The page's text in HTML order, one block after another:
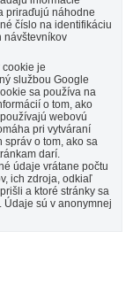
priraďujú náhodne
číslo na identifikáciu
návštevníkov
cookie je
službou Google
sa používa na
o tom, ako
webovú
pri vytváraní
správ o tom, ako sa
darí.
údaje vrátane počtu
ich zdroja, odkiaľ
a ktoré stránky sa
Údaje sú v anonymnej